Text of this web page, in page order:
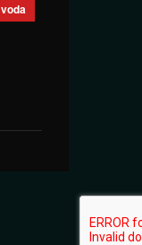
voda